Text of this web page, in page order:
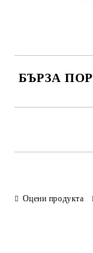
БЪРЗА
Оцени продукта